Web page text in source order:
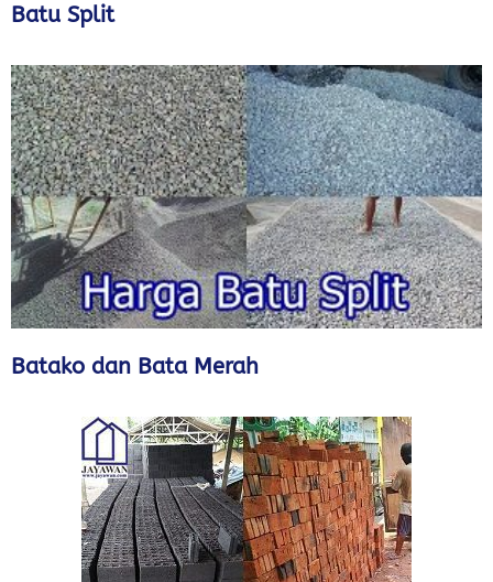
Batu Split
Batako dan Bata Merah